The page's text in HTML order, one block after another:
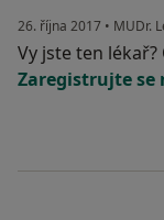
26. října 2017 • MUDr.
Vy jste ten
Zaregistrujte se